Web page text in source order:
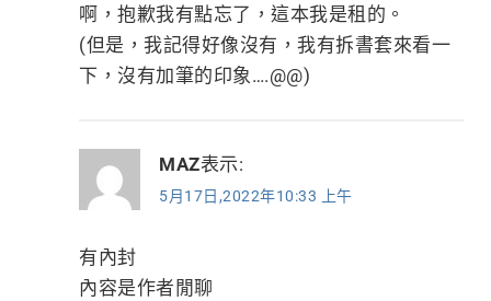
啊，抱歉我有點忘了，這本我是租的。
(但是，我記得好像沒有，我有拆書套來看一
下，沒有加筆的印象….@@)
MAZ表示:
5月17日,2022年10:33 上午
有內封
內容是作者閒聊